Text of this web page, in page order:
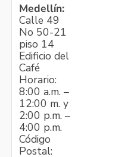
Medellín:
Calle 49
No 50-21
piso 14
Edificio del
Café
Horario:
8:00 a.m. –
12:00 m. y
2:00 p.m. –
4:00 p.m.
Código
Postal: